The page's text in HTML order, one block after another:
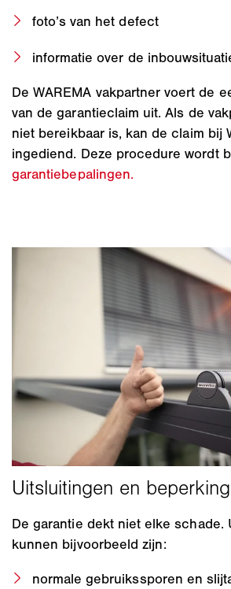
foto’s van het defect
informatie over de
De WAREMA vakpartner voert de
van de garantieclaim uit. Als de
niet bereikbaar is, kan de claim bij
ingediend. Deze procedure wordt
garantiebepalingen.
De garantie dekt niet elke schade.
kunnen bijvoorbeeld zijn:
normale gebruikssporen en